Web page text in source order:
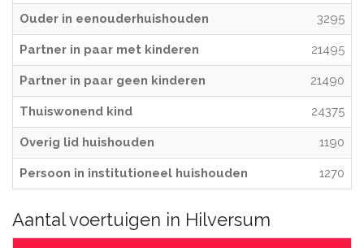
Ouder in eenouderhuishouden 3295
Partner in paar met kinderen 21495
Partner in paar geen kinderen 21490
Thuiswonend kind 24375
Overig lid huishouden 1190
Persoon in institutioneel huishouden 1270
Aantal voertuigen in Hilversum